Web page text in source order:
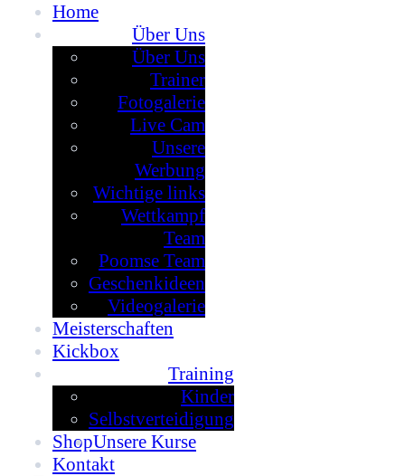
Home
Über Uns
Über Uns
Trainer
Fotogalerie
Live Cam
Unsere
Werbung
Wichtige links
Wettkampf
Team
Poomse Team
Geschenkideen
Videogalerie
Meisterschaften
Kickbox
Training
Kinder
Selbstverteidigung
ShopUnsere Kurse
Kontakt